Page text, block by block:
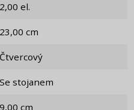
2,00 el.
23,00 cm
Čtvercový
Se stojanem
9,00 cm